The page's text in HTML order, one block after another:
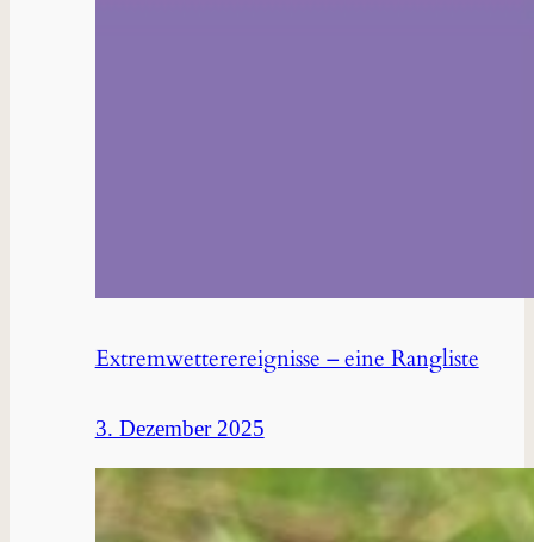
Extremwetterereignisse – eine Rangliste
3. Dezember 2025